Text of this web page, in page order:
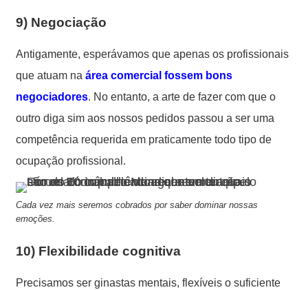
9) Negociação
Antigamente, esperávamos que apenas os profissionais
que atuam na área comercial fossem bons
negociadores. No entanto, a arte de fazer com que o
outro diga sim aos nossos pedidos passou a ser uma
competência requerida em praticamente todo tipo de
ocupação profissional.
Cada vez mais seremos cobrados por saber dominar nossas
emoções.
10) Flexibilidade cognitiva
Precisamos ser ginastas mentais, flexíveis o suficiente